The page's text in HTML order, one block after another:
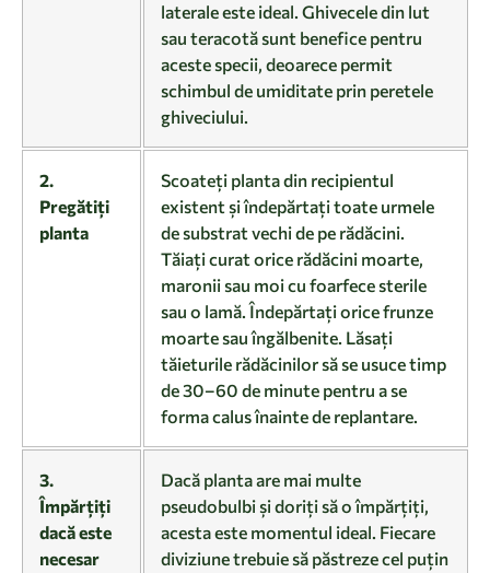
laterale este ideal. Ghivecele din lut
sau teracotă sunt benefice pentru
aceste specii, deoarece permit
schimbul de umiditate prin peretele
ghiveciului.
2.
Pregătiți
planta
Scoateți planta din recipientul
existent și îndepărtați toate urmele
de substrat vechi de pe rădăcini.
Tăiați curat orice rădăcini moarte,
maronii sau moi cu foarfece sterile
sau o lamă. Îndepărtați orice frunze
moarte sau îngălbenite. Lăsați
tăieturile rădăcinilor să se usuce timp
de 30–60 de minute pentru a se
forma calus înainte de replantare.
3.
Împărțiți
dacă este
necesar
Dacă planta are mai multe
pseudobulbi și doriți să o împărțiți,
acesta este momentul ideal. Fiecare
diviziune trebuie să păstreze cel puțin